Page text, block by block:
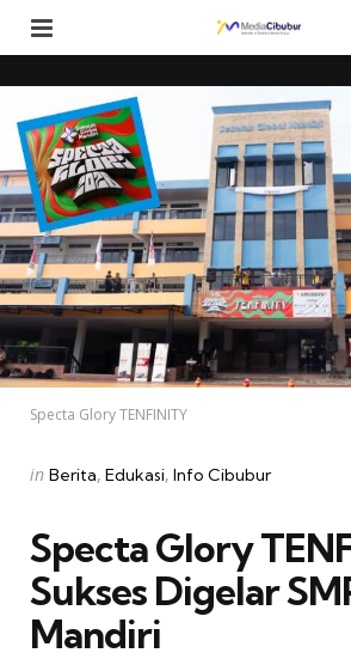
Specta Glory TENFINITY
Categories
Posted
in Berita Edukasi Info Cibubur
Specta Glory
Sukses Digelar
Mandiri